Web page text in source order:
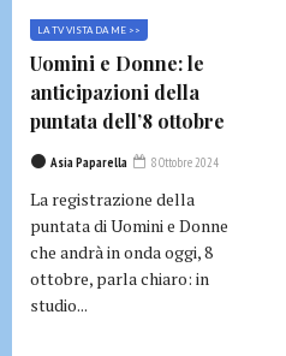
LA TV VISTA DA ME >>
Uomini e Donne: le
anticipazioni della
puntata dell’8 ottobre
Asia Paparella 8 Ottobre 2024
La registrazione della
puntata di Uomini e Donne
che andrà in onda oggi, 8
ottobre, parla chiaro: in
studio...